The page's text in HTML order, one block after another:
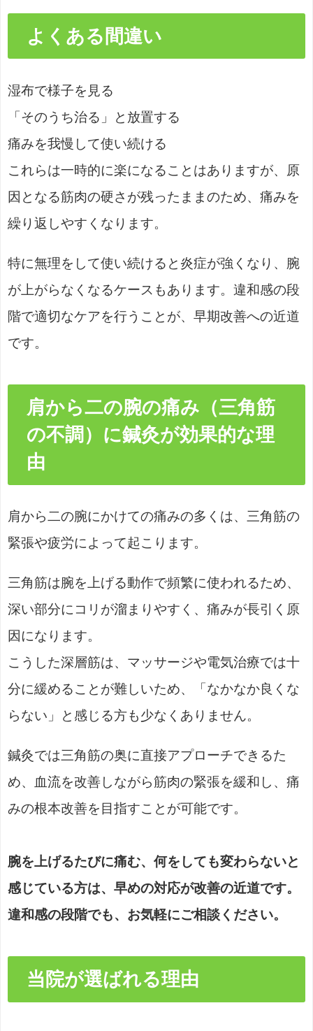
よくある間違い
湿布で様子を見る
「そのうち治る」と放置する
痛みを我慢して使い続ける
これらは一時的に楽になることはありますが、原
因となる筋肉の硬さが残ったままのため、痛みを
繰り返しやすくなります。
特に無理をして使い続けると炎症が強くなり、腕
が上がらなくなるケースもあります。違和感の段
階で適切なケアを行うことが、早期改善への近道
です。
肩から二の腕の痛み（三角筋
の不調）に鍼灸が効果的な理
由
肩から二の腕にかけての痛みの多くは、三角筋の
緊張や疲労によって起こります。
三角筋は腕を上げる動作で頻繁に使われるため、
深い部分にコリが溜まりやすく、痛みが長引く原
因になります。
こうした深層筋は、マッサージや電気治療では十
分に緩めることが難しいため、「なかなか良くな
らない」と感じる方も少なくありません。
鍼灸では三角筋の奥に直接アプローチできるた
め、血流を改善しながら筋肉の緊張を緩和し、痛
みの根本改善を目指すことが可能です。
腕を上げるたびに痛む、何をしても変わらないと
感じている方は、早めの対応が改善の近道です。
違和感の段階でも、お気軽にご相談ください。
当院が選ばれる理由